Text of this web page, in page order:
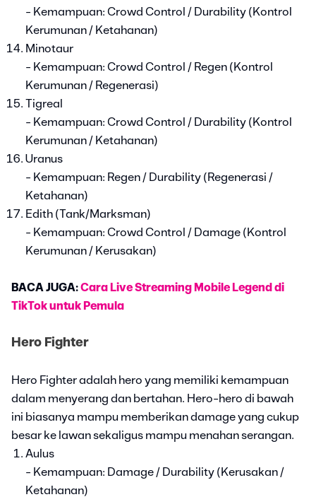
- Kemampuan: Crowd Control / Durability (Kontrol
Kerumunan / Ketahanan)
Minotaur
- Kemampuan: Crowd Control / Regen (Kontrol
Kerumunan / Regenerasi)
Tigreal
- Kemampuan: Crowd Control / Durability (Kontrol
Kerumunan / Ketahanan)
Uranus
- Kemampuan: Regen / Durability (Regenerasi /
Ketahanan)
Edith (Tank/Marksman)
- Kemampuan: Crowd Control / Damage (Kontrol
Kerumunan / Kerusakan)
BACA JUGA:Cara Live Streaming Mobile Legend di
TikTok untuk Pemula
Hero Fighter
Hero Fighter adalah hero yang memiliki kemampuan
dalam menyerang dan bertahan. Hero-hero di bawah
ini biasanya mampu memberikan damage yang cukup
besar ke lawan sekaligus mampu menahan serangan.
Aulus
- Kemampuan: Damage / Durability (Kerusakan /
Ketahanan)